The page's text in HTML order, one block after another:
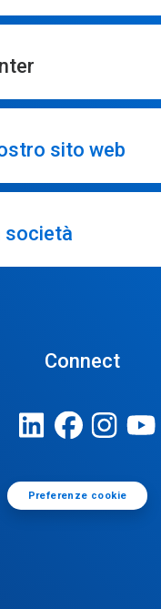
sito web
società
Connect
Preferenze cookie